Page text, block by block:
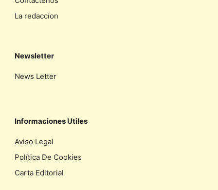
La redaccíon
Newsletter
News Letter
Informaciones Utiles
Aviso Legal
Política De Cookies
Carta Editorial